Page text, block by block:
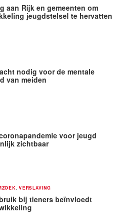
aan Rijk en gemeenten om
jeugdstelsel te hervatten
nodig voor de mentale
van meiden
voor jeugd
zichtbaar
VERSLAVING
bij tieners beïnvloedt